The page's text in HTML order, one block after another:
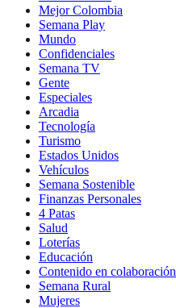
Mejor Colombia
Semana Play
Mundo
Confidenciales
Semana TV
Gente
Especiales
Arcadia
Tecnología
Turismo
Estados Unidos
Vehículos
Semana Sostenible
Finanzas Personales
4 Patas
Salud
Loterías
Educación
Contenido en colaboración
Semana Rural
Mujeres